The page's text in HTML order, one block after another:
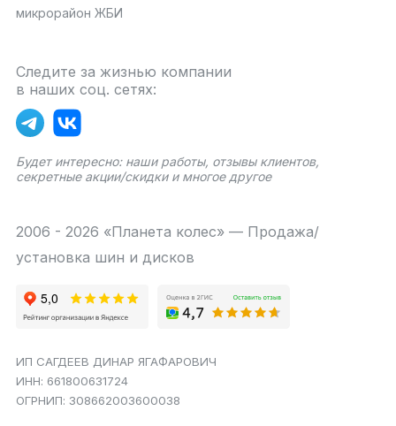
микрорайон ЖБИ
Следите за жизнью компании
в наших соц. сетях:
Будет интересно: наши работы, отзывы клиентов,
секретные акции/скидки и многое другое
2006 - 2026 «Планета колес» — Продажа/
установка шин и дисков
ИП САГДЕЕВ ДИНАР ЯГАФАРОВИЧ
ИНН: 661800631724
ОГРНИП: 308662003600038